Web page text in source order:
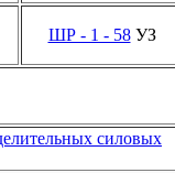
ШР - 1 - 58УЗ
силовых